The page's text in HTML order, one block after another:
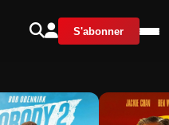
S'abonner